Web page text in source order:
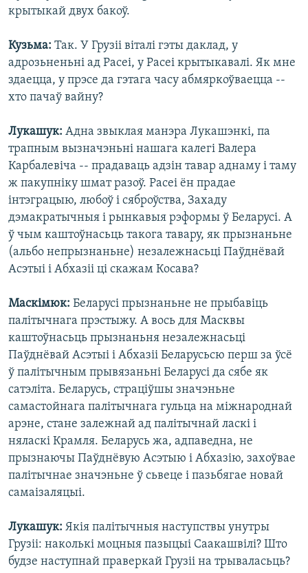
крытыкай двух бакоў.
Кузьма: Так. У Грузіі віталі гэты даклад, у
адрозьненьні ад Расеі, у Расеі крытыкавалі. Як мне
здаецца, у прэсе да гэтага часу абмяркоўваецца --
хто пачаў вайну?
Лукашук: Адна звыклая манэра Лукашэнкі, па
трапным вызначэньні нашага калегі Валера
Карбалевіча -- прадаваць адзін тавар аднаму і таму
ж пакупніку шмат разоў. Расеі ён прадае
інтэграцыю, любоў і сяброўства, Захаду
дэмакратычныя і рынкавыя рэформы ў Беларусі. А
ў чым каштоўнасьць такога тавару, як прызнаньне
(альбо непрызнаньне) незалежнасьці Паўднёвай
Асэтыі і Абхазіі ці скажам Косава?
Маскімюк: Беларусі прызнаньне не прыбавіць
палітычнага прэстыжу. А вось для Масквы
каштоўнасьць прызнаньня незалежнасьці
Паўднёвай Асэтыі і Абхазіі Беларусьсю перш за ўсё
ў палітычным прывязаньні Беларусі да сябе як
сатэліта. Беларусь, страціўшы значэньне
самастойнага палітычнага гульца на міжнароднай
арэне, стане залежнай ад палітычнай ласкі і
няласкі Крамля. Беларусь жа, адпаведна, не
прызнаючы Паўднёвую Асэтыю і Абхазію, захоўвае
палітычнае значэньне ў сьвеце і пазьбягае новай
самаізаляцыі.
Лукашук: Якія палітычныя наступствы унутры
Грузіі: наколькі моцныя пазыцыі Саакашвілі? Што
будзе наступнай праверкай Грузіі на трываласьць?